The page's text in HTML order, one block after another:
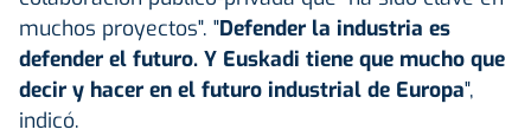
muchos proyectos". "Defender la industria es
defender el futuro. Y Euskadi tiene que mucho que
decir y hacer en el futuro industrial de Europa",
indicó.